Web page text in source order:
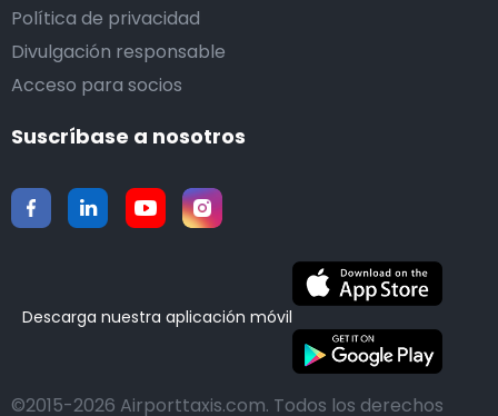
Política de privacidad
Divulgación responsable
Acceso para socios
Suscríbase a nosotros
Descarga nuestra aplicación móvil
©2015-2026 Airporttaxis.com. Todos los derechos